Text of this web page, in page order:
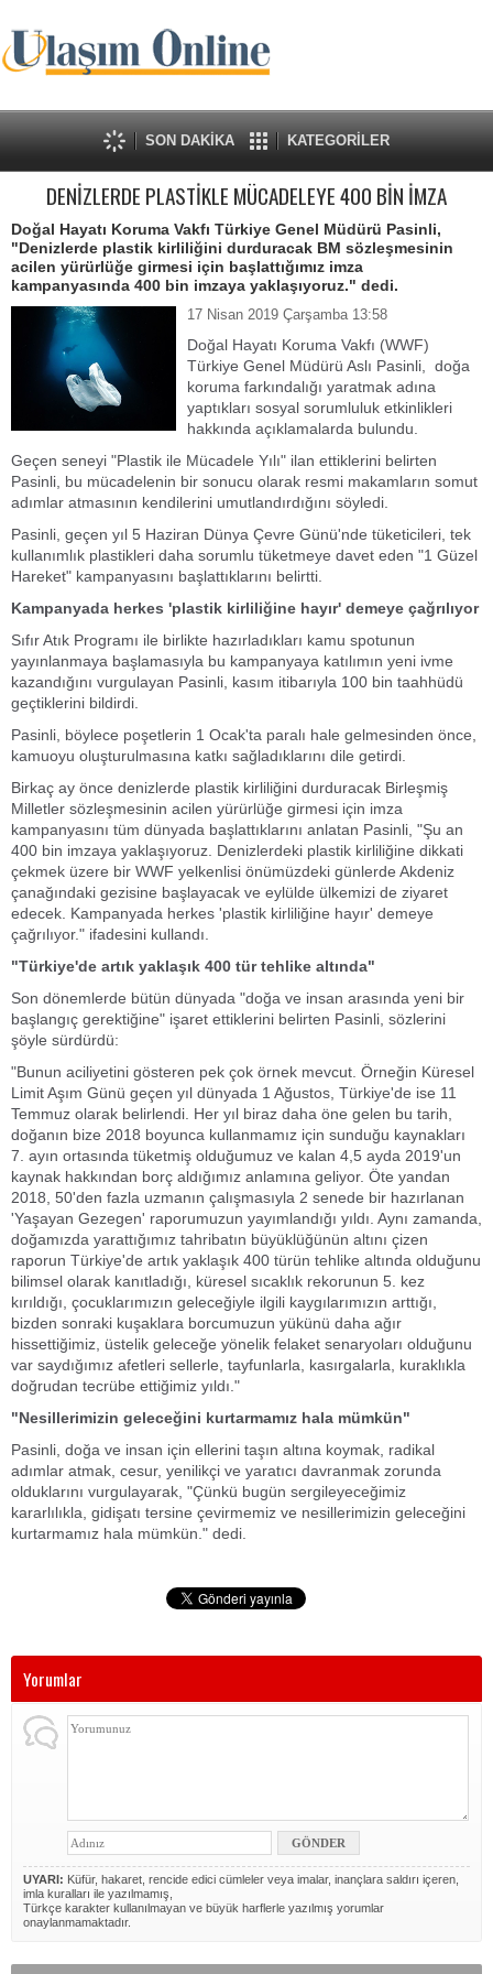
SON DAKİKA KATEGORİLER
DENİZLERDE PLASTİKLE MÜCADELEYE 400 BİN İMZA
Doğal Hayatı Koruma Vakfı Türkiye Genel Müdürü Pasinli,
"Denizlerde plastik kirliliğini durduracak BM sözleşmesinin
acilen yürürlüğe girmesi için başlattığımız imza
kampanyasında 400 bin imzaya yaklaşıyoruz." dedi.
17 Nisan 2019 Çarşamba 13:58
Doğal Hayatı Koruma Vakfı (WWF)
Türkiye Genel Müdürü Aslı Pasinli, doğa
koruma farkındalığı yaratmak adına
yaptıkları sosyal sorumluluk etkinlikleri
hakkında açıklamalarda bulundu.
Geçen seneyi "Plastik ile Mücadele Yılı" ilan ettiklerini belirten
Pasinli, bu mücadelenin bir sonucu olarak resmi makamların somut
adımlar atmasının kendilerini umutlandırdığını söyledi.
Pasinli, geçen yıl 5 Haziran Dünya Çevre Günü'nde tüketicileri, tek
kullanımlık plastikleri daha sorumlu tüketmeye davet eden "1 Güzel
Hareket" kampanyasını başlattıklarını belirtti.
Kampanyada herkes 'plastik kirliliğine hayır' demeye çağrılıyor
Sıfır Atık Programı ile birlikte hazırladıkları kamu spotunun
yayınlanmaya başlamasıyla bu kampanyaya katılımın yeni ivme
kazandığını vurgulayan Pasinli, kasım itibarıyla 100 bin taahhüdü
geçtiklerini bildirdi.
Pasinli, böylece poşetlerin 1 Ocak'ta paralı hale gelmesinden önce,
kamuoyu oluşturulmasına katkı sağladıklarını dile getirdi.
Birkaç ay önce denizlerde plastik kirliliğini durduracak Birleşmiş
Milletler sözleşmesinin acilen yürürlüğe girmesi için imza
kampanyasını tüm dünyada başlattıklarını anlatan Pasinli, "Şu an
400 bin imzaya yaklaşıyoruz. Denizlerdeki plastik kirliliğine dikkati
çekmek üzere bir WWF yelkenlisi önümüzdeki günlerde Akdeniz
çanağındaki gezisine başlayacak ve eylülde ülkemizi de ziyaret
edecek. Kampanyada herkes 'plastik kirliliğine hayır' demeye
çağrılıyor." ifadesini kullandı.
"Türkiye'de artık yaklaşık 400 tür tehlike altında"
Son dönemlerde bütün dünyada "doğa ve insan arasında yeni bir
başlangıç gerektiğine" işaret ettiklerini belirten Pasinli, sözlerini
şöyle sürdürdü:
"Bunun aciliyetini gösteren pek çok örnek mevcut. Örneğin Küresel
Limit Aşım Günü geçen yıl dünyada 1 Ağustos, Türkiye'de ise 11
Temmuz olarak belirlendi. Her yıl biraz daha öne gelen bu tarih,
doğanın bize 2018 boyunca kullanmamız için sunduğu kaynakları
7. ayın ortasında tüketmiş olduğumuz ve kalan 4,5 ayda 2019'un
kaynak hakkından borç aldığımız anlamına geliyor. Öte yandan
2018, 50'den fazla uzmanın çalışmasıyla 2 senede bir hazırlanan
'Yaşayan Gezegen' raporumuzun yayımlandığı yıldı. Aynı zamanda,
doğamızda yarattığımız tahribatın büyüklüğünün altını çizen
raporun Türkiye'de artık yaklaşık 400 türün tehlike altında olduğunu
bilimsel olarak kanıtladığı, küresel sıcaklık rekorunun 5. kez
kırıldığı, çocuklarımızın geleceğiyle ilgili kaygılarımızın arttığı,
bizden sonraki kuşaklara borcumuzun yükünü daha ağır
hissettiğimiz, üstelik geleceğe yönelik felaket senaryoları olduğunu
var saydığımız afetleri sellerle, tayfunlarla, kasırgalarla, kuraklıkla
doğrudan tecrübe ettiğimiz yıldı."
"Nesillerimizin geleceğini kurtarmamız hala mümkün"
Pasinli, doğa ve insan için ellerini taşın altına koymak, radikal
adımlar atmak, cesur, yenilikçi ve yaratıcı davranmak zorunda
olduklarını vurgulayarak, "Çünkü bugün sergileyeceğimiz
kararlılıkla, gidişatı tersine çevirmemiz ve nesillerimizin geleceğini
kurtarmamız hala mümkün." dedi.
Yorumlar
UYARI: Küfür, hakaret, rencide edici cümleler veya imalar, inançlara saldırı içeren,
imla kuralları ile yazılmamış,
Türkçe karakter kullanılmayan ve büyük harflerle yazılmış yorumlar
onaylanmamaktadır.